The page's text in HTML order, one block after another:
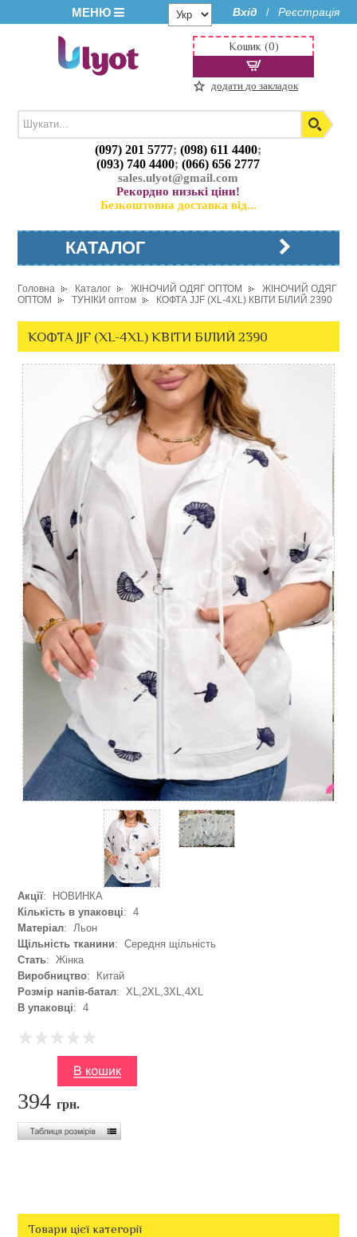
МЕНЮ Вхід / Реєстрація
(097) 201 5777;(098) 611 4400;
(093) 740 4400;(066) 656 2777
sales.ulyot@gmail.com
Рекордно низькі ціни!
Безкоштовна доставка від...
Кошик (0)
додати до закладок
КАТАЛОГ
Головна Каталог ЖІНОЧИЙ ОДЯГ ОПТОМ
ЖІНОЧИЙ ОДЯГ
ОПТОМ
ТУНІКИ оптом КОФТА JJF (XL-4XL) КВІТИ БІЛИЙ 2390
КОФТА JJF (XL-4XL) КВІТИ БІЛИЙ 2390
Акції: НОВИНКА
Кількість в упаковці: 4
Матеріал: Льон
Щільність тканини: Середня щільність
Стать: Жінка
Виробництво: Китай
Розмір напів-батал: XL,2XL,3XL,4XL
В упаковці: 4
394грн.
Товари цієї категорії